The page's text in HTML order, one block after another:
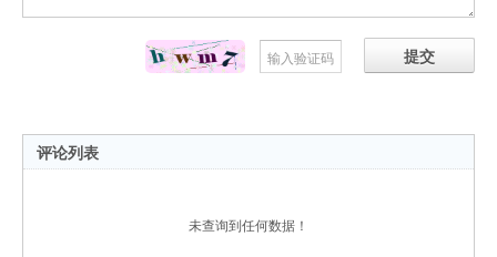
提交
评论列表
未查询到任何数据！